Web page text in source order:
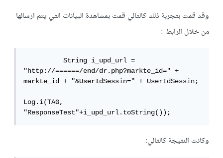
وقد قمت بتجربة ذلك كالتالي قمت بمشاهدة البيانات التي يتم ارسالها
من خلال الرابط :
          String i_upd_url =
"http://======/end/dr.php?markte_id=" +
markte_id + "&UserIdSessin=" + UserIdSessin;
Log.i(TAG,
"ResponseTest"+i_upd_url.toString());
وكانت النتيجة كالتالي: